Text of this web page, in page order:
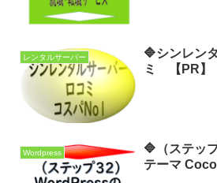
レンタルサーバー
🔷シンレン
ミ 【PR】
Wordpress
🔷（ステッ
テーマ